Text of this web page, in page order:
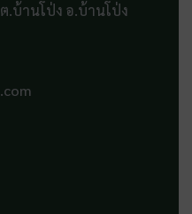
.บ้านโป่ง อ.บ้านโป่ง